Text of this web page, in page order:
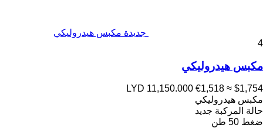
جديدة مكبس هيدروليكي
4
مكبس هيدروليكي
LYD 11,150.000 €1,518 ≈ $1,754
مكبس هيدروليكي
حالة المركبة جديد
ضغط 50 طن